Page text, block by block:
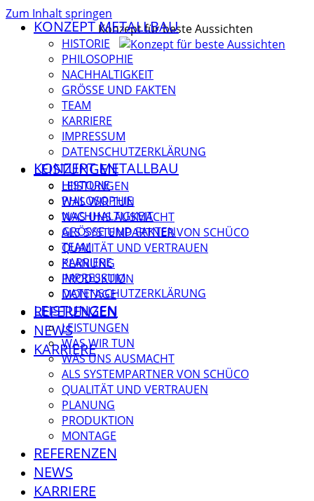
Zum Inhalt springen
Konzept für beste Aussichten
KONZEPT METALLBAU
HISTORIE
PHILOSOPHIE
NACHHALTIGKEIT
GRÖSSE UND FAKTEN
TEAM
KARRIERE
IMPRESSUM
DATENSCHUTZERKLÄRUNG
LEISTUNGEN
LEISTUNGEN
WAS WIR TUN
WAS UNS AUSMACHT
ALS SYSTEMPARTNER VON SCHÜCO
QUALITÄT UND VERTRAUEN
PLANUNG
PRODUKTION
MONTAGE
REFERENZEN
NEWS
KARRIERE
KONZEPT METALLBAU
HISTORIE
PHILOSOPHIE
NACHHALTIGKEIT
GRÖSSE UND FAKTEN
TEAM
KARRIERE
IMPRESSUM
DATENSCHUTZERKLÄRUNG
LEISTUNGEN
LEISTUNGEN
WAS WIR TUN
WAS UNS AUSMACHT
ALS SYSTEMPARTNER VON SCHÜCO
QUALITÄT UND VERTRAUEN
PLANUNG
PRODUKTION
MONTAGE
REFERENZEN
NEWS
KARRIERE